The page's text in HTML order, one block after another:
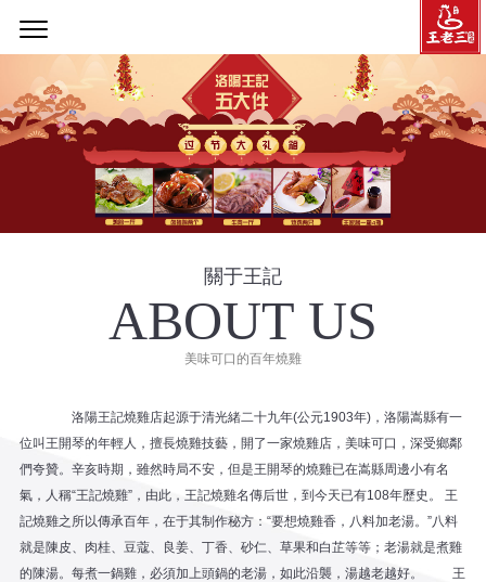
關于王記
ABOUT US
美味可口的百年燒雞
洛陽王記燒雞店起源于清光緒二十九年(公元1903年)，洛陽嵩縣有一
位叫王開琴的年輕人，擅長燒雞技藝，開了一家燒雞店，美味可口，深受鄉鄰
們夸贊。辛亥時期，雖然時局不安，但是王開琴的燒雞已在嵩縣周邊小有名
氣，人稱“王記燒雞”，由此，王記燒雞名傳后世，到今天已有108年歷史。 王
記燒雞之所以傳承百年，在于其制作秘方：“要想燒雞香，八料加老湯。”八料
就是陳皮、肉桂、豆蔻、良姜、丁香、砂仁、草果和白芷等等；老湯就是煮雞
的陳湯。每煮一鍋雞，必須加上頭鍋的老湯，如此沿襲，湯越老越好。 王